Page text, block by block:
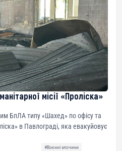
місії «Проліска»
БпЛА типу «Шахед» по офісу та
в Павлограді, яка евакуйовує
#Воєнні злочини